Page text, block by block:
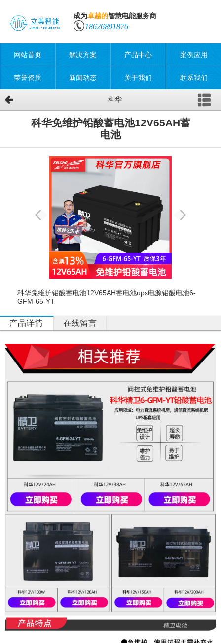
成为卓越的智慧电能服务商
18626891876
网站首页 解决方案 产品中心 案例应用
荣誉资质 新闻动态 关于我们 联系我们
科华
科华免维护铅酸蓄电池12V65AH蓄
电池
科华免维护铅酸蓄电池12V65AH蓄电池ups电源铅酸电池6-
GFM-65-YT
产品详情 在线留言